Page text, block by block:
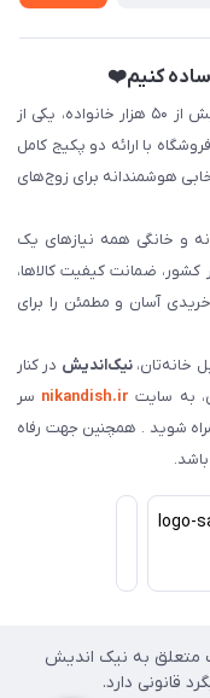
ساده کنیم❤️
با سال‌ها سابقه و اعتماد بیش از ۵۰ هزار خانواده، یکی از
با ارائه دو پکیج کامل
هوشمندانه برای زوج‌های
و خانگی همه نیازهای یک
ضمانت کیفیت کالاها،
آسان و مطمئن را برای
خانه‌تان،نیک‌اندیش در کنار
به سایت nikandish.ir سر
شوید . همچنین جهت رفاه
متعلق به نیک اندیش
قانونی دارد.